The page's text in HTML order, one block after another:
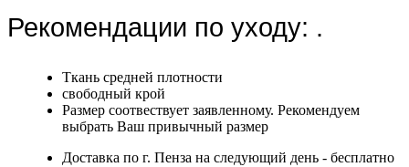
Рекомендации по уходу: .
Ткань средней плотности
свободный крой
Размер соотвествует заявленному. Рекомендуем
выбрать Ваш привычный размер
Доставка по г. Пенза на следующий день - бесплатно